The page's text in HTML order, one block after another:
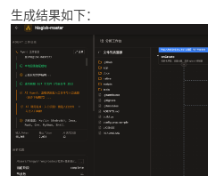
生成结果如下：